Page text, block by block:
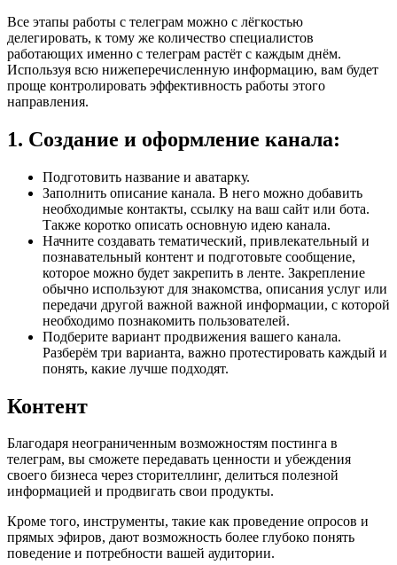
Все этапы работы с телеграм можно с лёгкостью
делегировать, к тому же количество специалистов
работающих именно с телеграм растёт с каждым днём.
Используя всю нижеперечисленную информацию, вам будет
проще контролировать эффективность работы этого
направления.
1. Создание и оформление канала:
Подготовить название и аватарку.
Заполнить описание канала. В него можно добавить
необходимые контакты, ссылку на ваш сайт или бота.
Также коротко описать основную идею канала.
Начните создавать тематический, привлекательный и
познавательный контент и подготовьте сообщение,
которое можно будет закрепить в ленте. Закрепление
обычно используют для знакомства, описания услуг или
передачи другой важной важной информации, с которой
необходимо познакомить пользователей.
Подберите вариант продвижения вашего канала.
Разберём три варианта, важно протестировать каждый и
понять, какие лучше подходят.
Контент
Благодаря неограниченным возможностям постинга в
телеграм, вы сможете передавать ценности и убеждения
своего бизнеса через сторителлинг, делиться полезной
информацией и продвигать свои продукты.
Кроме того, инструменты, такие как проведение опросов и
прямых эфиров, дают возможность более глубоко понять
поведение и потребности вашей аудитории.